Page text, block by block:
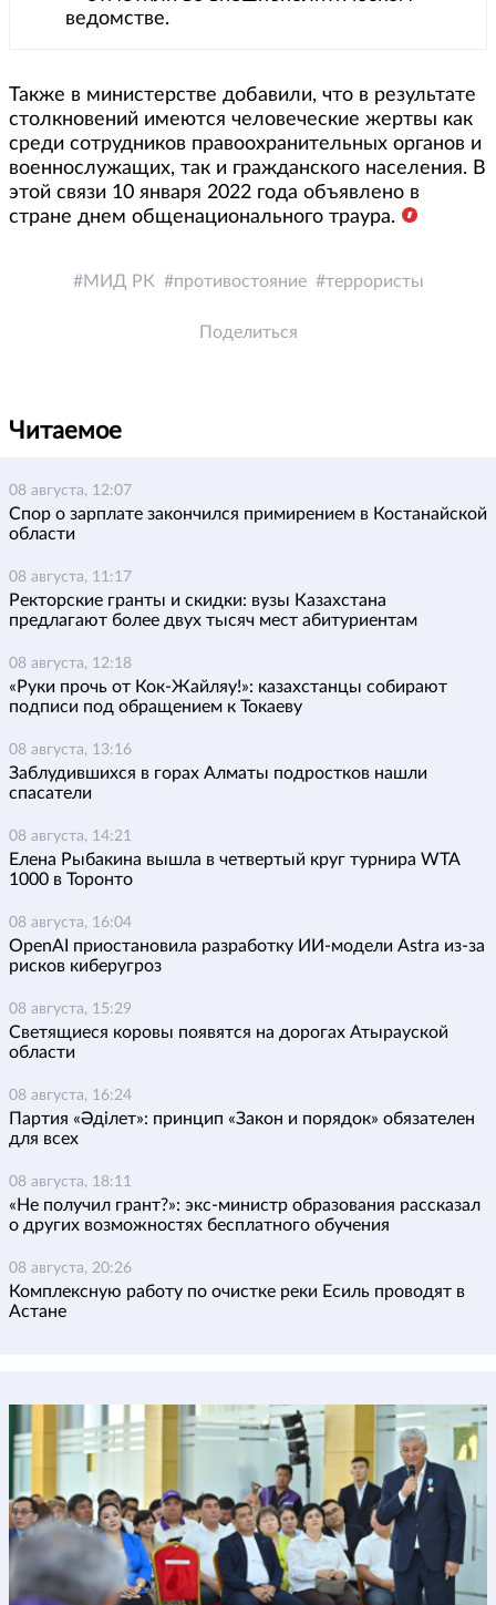
ведомстве.
Также в министерстве добавили, что в результате
столкновений имеются человеческие жертвы как
среди сотрудников правоохранительных органов и
военнослужащих, так и гражданского населения. В
этой связи 10 января 2022 года объявлено в
стране днем общенационального траура.
МИД РК противостояние террористы
Поделиться
Читаемое
08 августа, 12:07
Спор о зарплате закончился примирением в Костанайской
области
08 августа, 11:17
Ректорские гранты и скидки: вузы Казахстана
предлагают более двух тысяч мест абитуриентам
08 августа, 12:18
«Руки прочь от Кок-Жайляу!»: казахстанцы собирают
подписи под обращением к Токаеву
08 августа, 13:16
Заблудившихся в горах Алматы подростков нашли
спасатели
08 августа, 14:21
Елена Рыбакина вышла в четвертый круг турнира WTA
1000 в Торонто
08 августа, 16:04
OpenAI приостановила разработку ИИ-модели Astra из-за
рисков киберугроз
08 августа, 15:29
Светящиеся коровы появятся на дорогах Атырауской
области
08 августа, 16:24
Партия «Әділет»: принцип «Закон и порядок» обязателен
для всех
08 августа, 18:11
«Не получил грант?»: экс-министр образования рассказал
о других возможностях бесплатного обучения
08 августа, 20:26
Комплексную работу по очистке реки Есиль проводят в
Астане